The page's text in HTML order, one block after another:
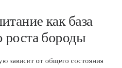
как база
роста бороды
зависит от общего состояния